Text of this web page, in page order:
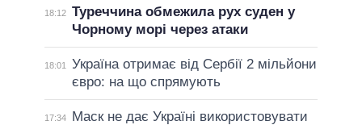
18:12 Туреччина обмежила рух суден у
Чорному морі через атаки
18:01
Україна отримає від Сербії 2 мільйони
євро: на що спрямують
17:34
Маск не дає Україні використовувати